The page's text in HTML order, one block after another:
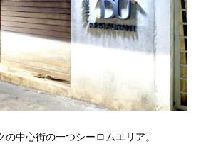
中心街の一つシーロムエリア。